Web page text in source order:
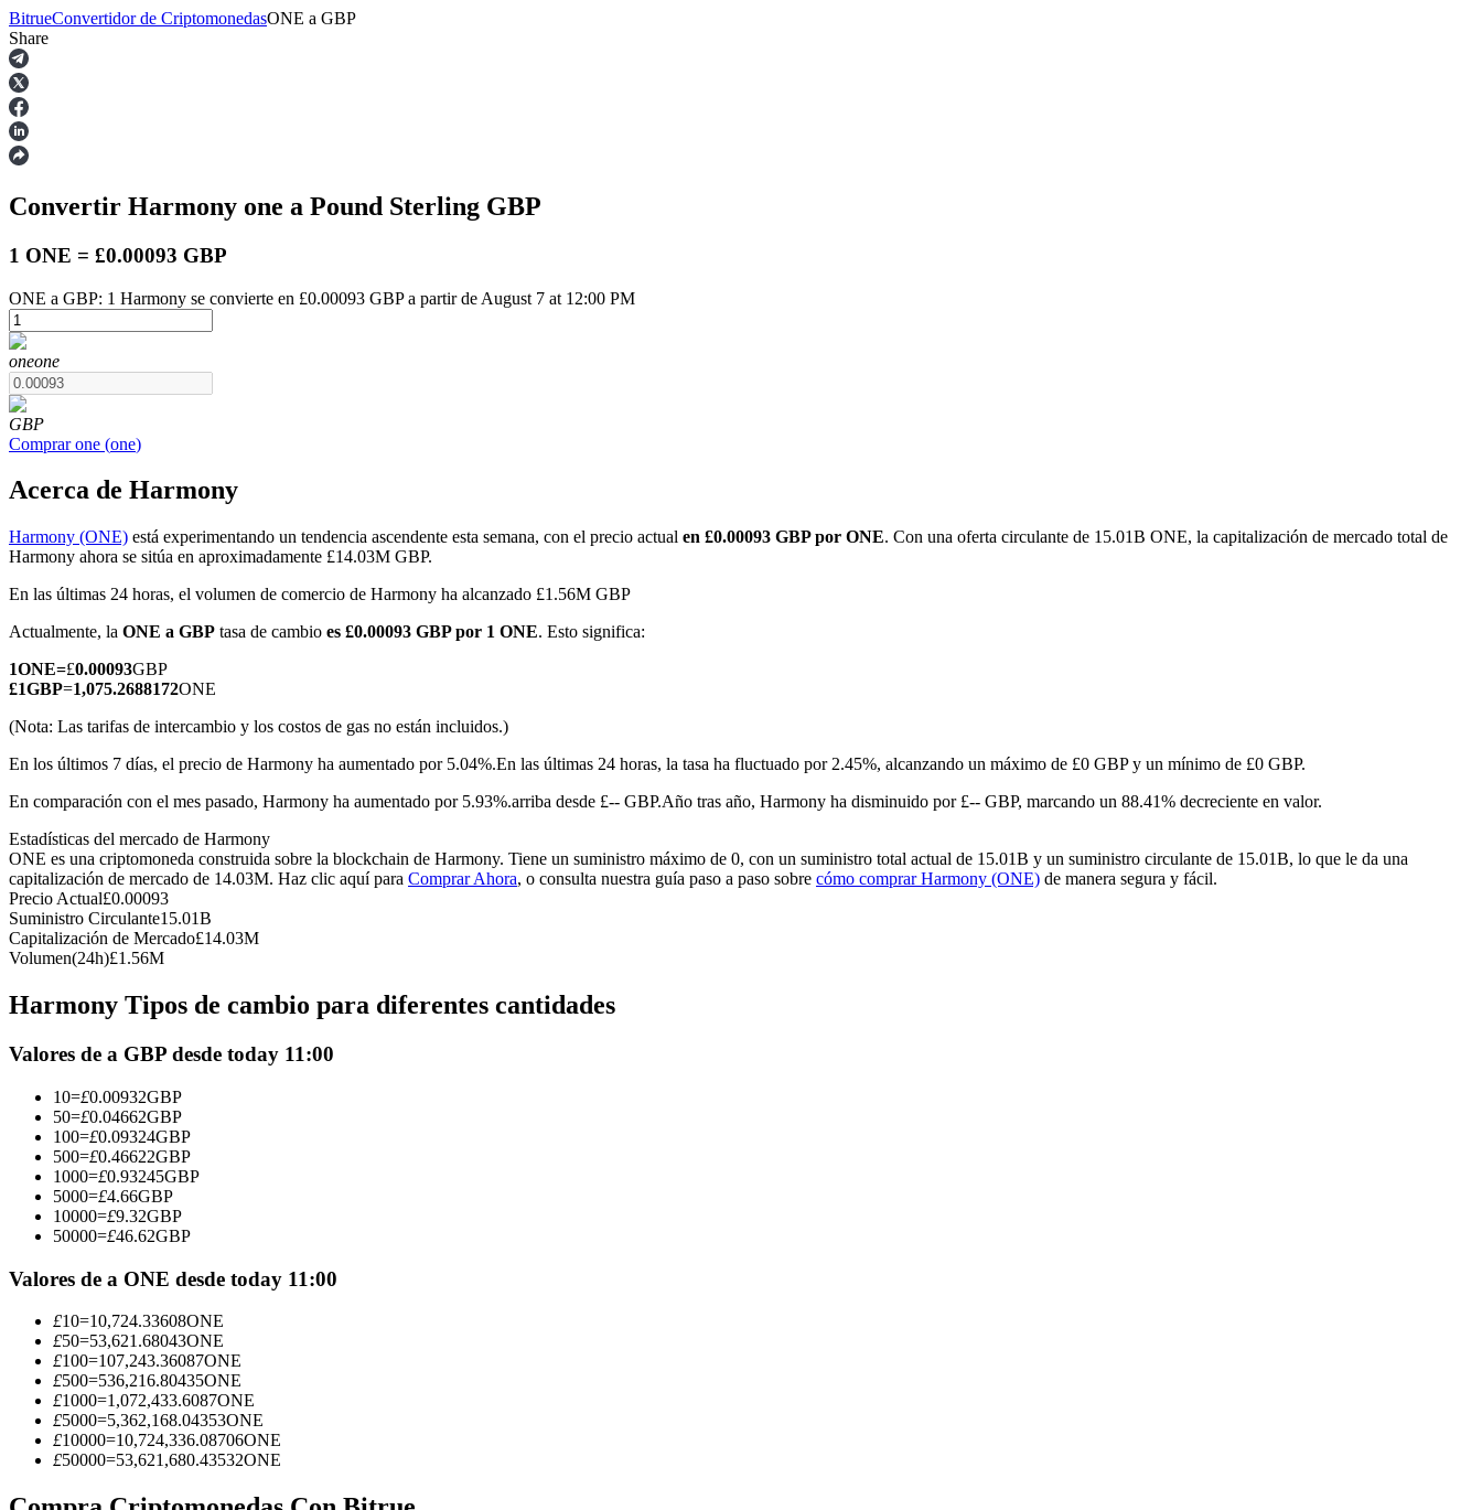
Futuros
Futuros del USDT
Futuros que utilizan USDT como garantía
Futuros COIN-M
Futuros de criptomonedas
Futuros que utilizan USDC como garantía
Copiar Trading
Únete a los mejores traders
Conviértete en un Trader de Copia
BitrueConvertidor de CriptomonedasONE a GBP
Share
Convertir Harmony one a Pound Sterling GBP
1 ONE = £0.00093 GBP
ONE a GBP: 1 Harmony se convierte en £0.00093 GBP a partir de August 7 at 12:00 PM
oneone
GBP
Comprar one (one)
Acerca de Harmony
Harmony (ONE) está experimentando un tendencia ascendente esta semana, con el precio actual en £0.00093 GBP por ONE. Con una oferta circulante de 15.01B ONE, la capitalización de mercado total de
Harmony ahora se sitúa en aproximadamente £14.03M GBP.
En las últimas 24 horas, el volumen de comercio de Harmony ha alcanzado £1.56M GBP
Actualmente, la ONE a GBP tasa de cambio es £0.00093 GBP por 1 ONE. Esto significa:
1ONE=£0.00093GBP
£1GBP=1,075.2688172ONE
(Nota: Las tarifas de intercambio y los costos de gas no están incluidos.)
En los últimos 7 días, el precio de Harmony ha aumentado por 5.04%.En las últimas 24 horas, la tasa ha fluctuado por 2.45%, alcanzando un máximo de £0 GBP y un mínimo de £0 GBP.
En comparación con el mes pasado, Harmony ha aumentado por 5.93%.arriba desde £-- GBP.Año tras año, Harmony ha disminuido por £-- GBP, marcando un 88.41% decreciente en valor.
Estadísticas del mercado de Harmony
ONE es una criptomoneda construida sobre la blockchain de Harmony. Tiene un suministro máximo de 0, con un suministro total actual de 15.01B y un suministro circulante de 15.01B, lo que le da una
capitalización de mercado de 14.03M. Haz clic aquí para Comprar Ahora, o consulta nuestra guía paso a paso sobre cómo comprar Harmony (ONE) de manera segura y fácil.
Precio Actual£0.00093
Suministro Circulante15.01B
Capitalización de Mercado£14.03M
Volumen(24h)£1.56M
Harmony Tipos de cambio para diferentes cantidades
Valores de a GBP desde today 11:00
10=£0.00932GBP
50=£0.04662GBP
100=£0.09324GBP
500=£0.46622GBP
1000=£0.93245GBP
5000=£4.66GBP
10000=£9.32GBP
50000=£46.62GBP
Valores de a ONE desde today 11:00
£10=10,724.33608ONE
£50=53,621.68043ONE
£100=107,243.36087ONE
£500=536,216.80435ONE
£1000=1,072,433.6087ONE
£5000=5,362,168.04353ONE
£10000=10,724,336.08706ONE
£50000=53,621,680.43532ONE